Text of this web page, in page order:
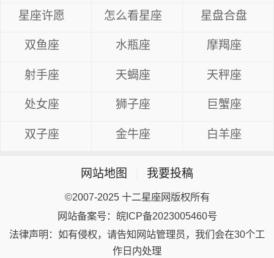
星座许愿 怎么看星座 星盘合盘
双鱼座 水瓶座 摩羯座
射手座 天蝎座 天秤座
处女座 狮子座 巨蟹座
双子座 金牛座 白羊座
网站地图 我要投稿
©2007-2025 十二星座网版权所有
网站备案号：皖ICP备2023005460号
法律声明：如有侵权，请告知网站管理员，我们会在30个工
作日内处理